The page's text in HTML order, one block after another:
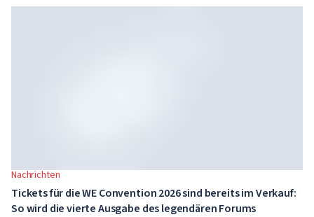
Nachrichten
Tickets für die WE Convention 2026 sind bereits im Verkauf:
So wird die vierte Ausgabe des legendären Forums